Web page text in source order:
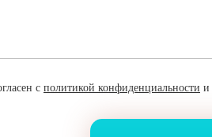
с политикой конфиденциальности и